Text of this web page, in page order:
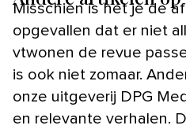
Misschien is het je de afgelopen tijd
opgevallen dat er niet
vtwonen de revue
is ook niet zomaar.
onze uitgeverij DPG
en relevante verhalen.